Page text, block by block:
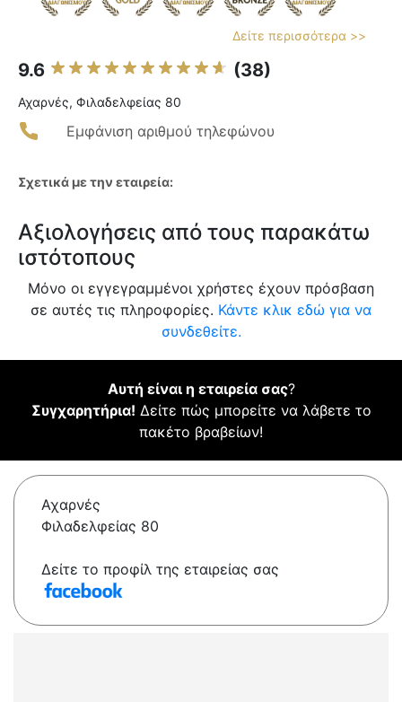
Δείτε περισσότερα >>
9.6 (38)
Αχαρνές, Φιλαδελφείας 80
Εμφάνιση αριθμού τηλεφώνου
Σχετικά με την εταιρεία:
Αξιολογήσεις από τους παρακάτω
ιστότοπους
Μόνο οι εγγεγραμμένοι χρήστες έχουν πρόσβαση
σε αυτές τις πληροφορίες. Κάντε κλικ εδώ για να
συνδεθείτε.
Αυτή είναι η εταιρεία σας?
Συγχαρητήρια! Δείτε πώς μπορείτε να λάβετε το
πακέτο βραβείων!
Αχαρνές
Φιλαδελφείας 80
Δείτε το προφίλ της εταιρείας σας